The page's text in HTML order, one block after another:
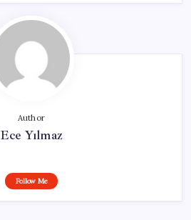
Author
Ece Yılmaz
Follow Me